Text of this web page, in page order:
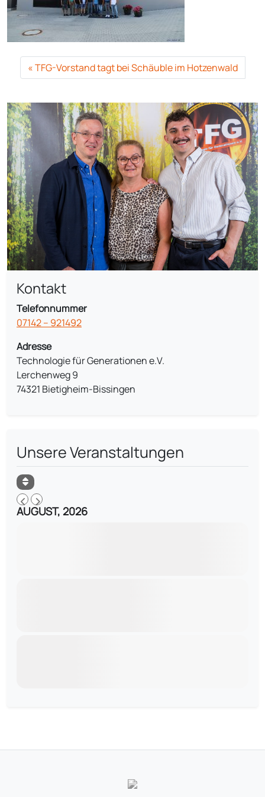
TFG-Vorstand tagt bei Schäuble im Hotzenwald
Kontakt
Telefonnummer
07142 – 921492
Adresse
Technologie für Generationen e.V.
Lerchenweg 9
74321 Bietigheim-Bissingen
Unsere Veranstaltungen
AUGUST, 2026